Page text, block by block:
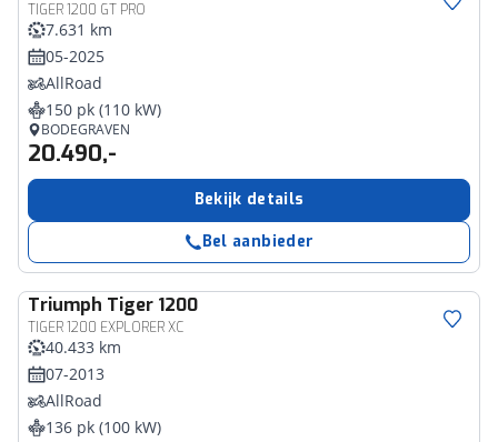
TIGER 1200 GT PRO
7.631 km
05-2025
AllRoad
150 pk (110 kW)
BODEGRAVEN
20.490,-
Bekijk details
Bel aanbieder
Triumph Tiger 1200
TIGER 1200 EXPLORER XC
40.433 km
07-2013
AllRoad
136 pk (100 kW)